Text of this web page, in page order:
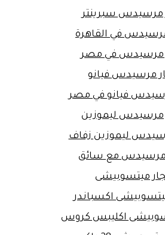
مرسيدس سبرينتر
مرسيدس في القاهرة
مرسيدس في مصر
مرسيدس فيانو
فيانو في مصر
مرسيدس ليموزين
ليموزين زفاف
مرسيدس مع سائق
ميتسوبيشى
اكسباندر
اكليبس كروس